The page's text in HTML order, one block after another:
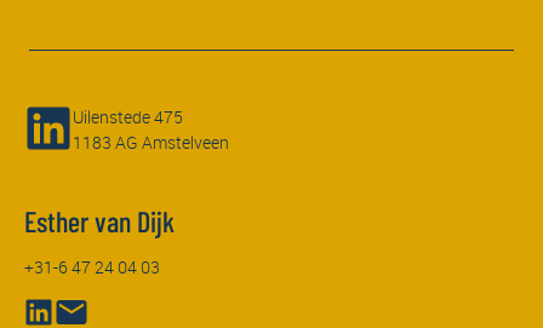
Uilenstede 475
1183 AG Amstelveen
Esther van Dijk
+31-6 47 24 04 03